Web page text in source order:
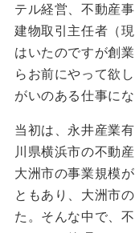
テル経営、不動産
建物取引主任者（
はいたのですが創
らお前にやって欲
がいのある仕事に
当初は、永井産業
川県横浜市の不動
大洲市の事業規模
ともあり、大洲市
た。そんな中で、